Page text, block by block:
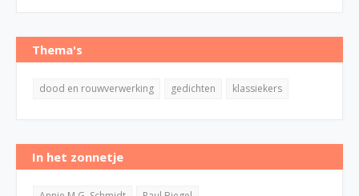
Thema's
dood en rouwverwerking gedichten klassiekers
In het zonnetje